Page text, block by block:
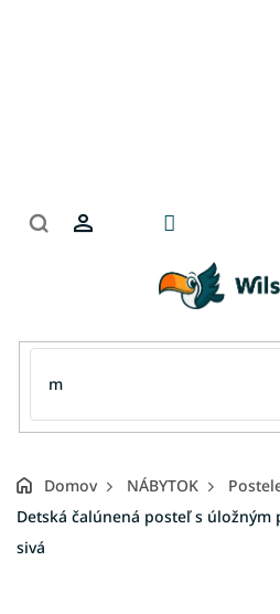
Domov NÁBYTOK
Detská čalúnená posteľ s úložným
sivá